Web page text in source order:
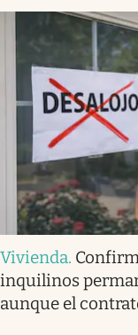
Vivienda.
inquilinos
aunque el